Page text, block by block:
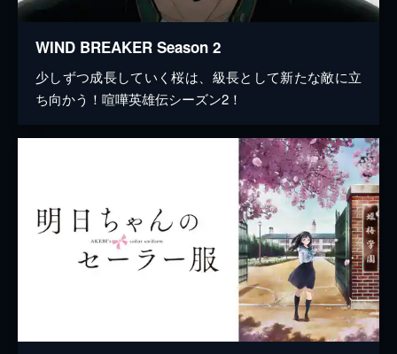
WIND BREAKER Season 2
少しずつ成長していく桜は、級長として新たな敵に立
ち向かう！喧嘩英雄伝シーズン2！